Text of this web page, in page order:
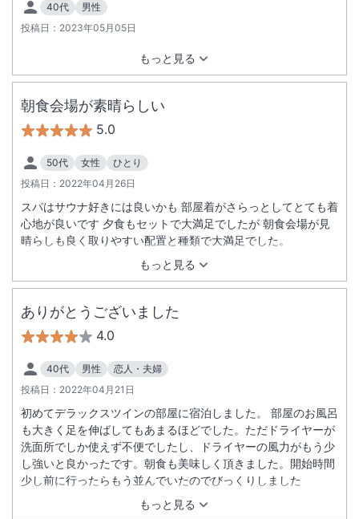
40代
男性
投稿日： 2023年05月05日
もっと見る
朝食会場が素晴らしい
5.0
50代 女性
ひとり
投稿日： 2022年04月26日
もっと見る
スパはサウナ好きには良いかも 部屋着がさらっとしてとても着
心地が良いです 夕食もセットで大満足でしたが 朝食会場が見
晴らしも良く取りやすい配置と種類で大満足でした。
ありがとうございました
4.0
40代 男性
恋人・夫婦
投稿日： 2022年04月21日
もっと見る
初めてデラックスツインの部屋に宿泊しました。 部屋のお風呂
も大きく足を伸ばしてもあまるほどでした。ただドライヤーが
洗面所でしか使えず不便でしたし、ドライヤーの風力がもう少
し強いと良かったです。朝食も美味しく頂きました。開始時間
少し前に行ったらもう並んでいたのでびっくりしました